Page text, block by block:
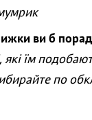
ви б
які їм
по